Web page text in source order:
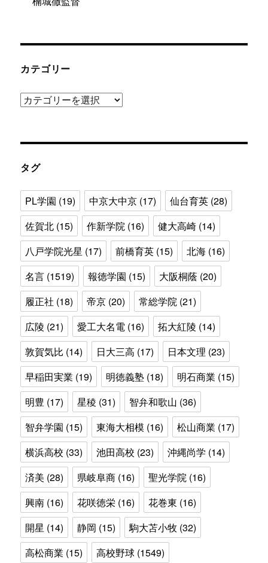
カテゴリー
カ
ー
タグ
PL学園 (19) 中京大中京 (17) 仙台育英 (28)
佐賀北 (15) 作新学院 (16) 健大高崎 (14)
八戸学院光星 (17) 前橋育英 (15) 北海 (16)
名言 (1519) 報徳学園 (15) 大阪桐蔭 (20)
履正社 (18) 帝京 (20) 常総学院 (21)
広陵 (21) 愛工大名電 (16) 拓大紅陵 (14)
敦賀気比 (14) 日大三高 (17) 日本文理 (23)
早稲田実業 (19) 明徳義塾 (18) 明石商業 (15)
明豊 (17) 星稜 (31) 智弁和歌山 (36)
智弁学園 (15) 東海大相模 (16) 松山商業 (17)
横浜高校 (33) 池田高校 (23) 沖縄尚学 (14)
済美 (28) 県岐阜商 (16) 聖光学院 (16)
興南 (16) 花咲徳栄 (16) 花巻東 (16)
開星 (14) 静岡 (15) 駒大苫小牧 (32)
高松商業 (15) 高校野球 (1549)